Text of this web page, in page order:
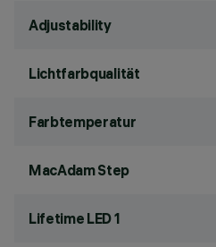
Adjustability
Lichtfarbqualität
Farbtemperatur
MacAdam Step
Lifetime LED 1